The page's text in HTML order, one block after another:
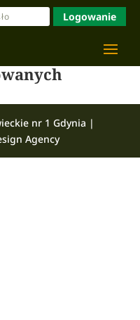
Logowanie
nr 1 Gdynia |
Agency